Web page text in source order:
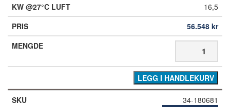
16,5
56.548 kr
LEGG I HANDLEKURV
34-180681